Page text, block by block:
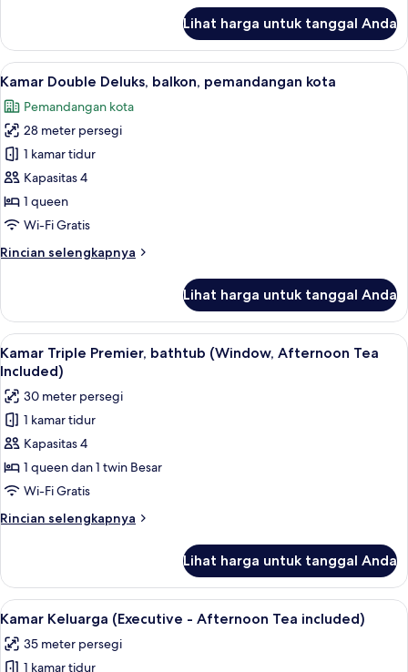
Kamar
Double
Superior,
pemandangan
kota
Lihat harga untuk tanggal Anda
Lihat
semua
foto
untuk
Kamar
Double
Deluks,
balkon,
kota
Kamar Double Deluks, balkon,
12
Kamar Double Deluks, balkon, pemandangan kota
Pemandangan kota
28 meter persegi
1 kamar tidur
Kapasitas 4
1 queen
Wi-Fi Gratis
Rincian selengkapnya
Rincian
Kamar
Double
Deluks,
balkon,
pemandangan
kota
Lihat harga untuk tanggal Anda
Lihat
semua
foto
untuk
Kamar
Triple
Premier,
bathtub
(Window,
Afternoon
Included)
Kamar Triple Premier, bathtub
8
Kamar Triple Premier, bathtub (Window, Afternoon Tea
Included)
30 meter persegi
1 kamar tidur
Kapasitas 4
1 queen dan 1 twin Besar
Wi-Fi Gratis
Rincian selengkapnya
Rincian
Kamar
Triple
Premier,
(Window,
Afternoon
Lihat harga untuk tanggal Anda
Lihat
semua
foto
Kamar Keluarga (Executive -
7
Kamar Keluarga (Executive - Afternoon Tea included)
35 meter persegi
1 kamar tidur